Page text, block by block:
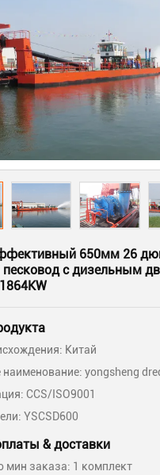
650мм 26
с дизельным
Китай
yongsheng
CCS/ISO9001
YSCSD600
& доставки
мин заказа: 1 комплект